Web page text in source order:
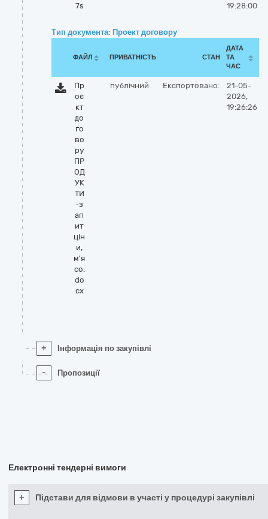
7s
19:28:00
Тип документа: Проект договору
ФАЙЛ ПРИВАТНІСТЬ СТАН
ДАТА
ТА
ЧАС
Пр
оє
кт
до
го
во
ру
ПР
ОД
УК
ТИ
-з
ап
ит
цін
и,
м'я
со.
do
cx
публічний Експортовано:
21-05-
2026,
19:26:26
+ Інформація по закупівлі
- Пропозиції
Електронні тендерні вимоги
+ Підстави для відмови в участі у процедурі закупівлі